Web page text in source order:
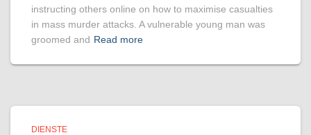
instructing others online on how to maximise casualties
in mass murder attacks. A vulnerable young man was
groomed and Read more
DIENSTE